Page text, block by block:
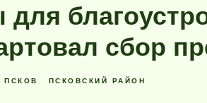
сбор
ПСКОВ ПСКОВСКИЙ РАЙОН